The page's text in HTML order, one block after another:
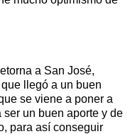
a San José,
llegó a un buen
se viene a poner a
un buen aporte y de
para así conseguir